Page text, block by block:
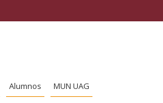
Alumnos MUN UAG